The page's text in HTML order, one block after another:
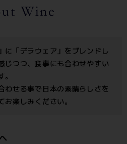
に「デラウェア」をブレンドし
じつつ、食事にも合わせやすい
わせる事で日本の素晴らしさを
楽しみください。